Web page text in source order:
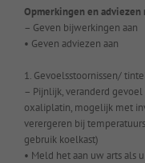
Opmerkingen en
– Geven bijwerkingen aan
• Geven adviezen aan
1. Gevoelsstoornissen/
– Pijnlijk, veranderd
oxaliplatin, mogelijk met
verergeren bij
gebruik koelkast)
• Meld het aan uw arts als